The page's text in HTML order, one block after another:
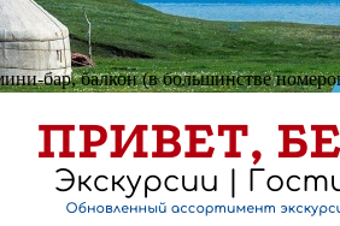
бар, балкон (в большинстве